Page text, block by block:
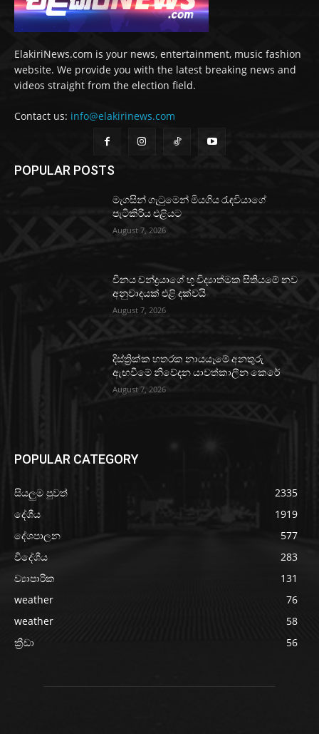
ElakiriNews.com is your news, entertainment, music fashion
website. We provide you with the latest breaking news and
videos straight from the election field.
Contact us: info@elakirinews.com
POPULAR POSTS
මැගසින් ගැටුමෙන් මියගිය රැඳවියාගේ
පැටිකිරිය එළියට
August 7, 2026
චීනය චන්ද්‍රයාගේ භූ විද්‍යාත්මක සිතියමේ නව
අනුවාදයක් එළි දක්වයි
August 7, 2026
දිස්ත්‍රික්ක හතරක නායයෑමේ අනතුරු
ඇඟවීමේ නිවේදන යාවත්කාලීන කෙරේ
August 7, 2026
POPULAR CATEGORY
සියලුම පුවත්
2335
දේශීය
1919
දේශපාලන
577
විදේශීය
283
ව්‍යාපාරික
131
weather
76
weather
58
ක්‍රීඩා
56